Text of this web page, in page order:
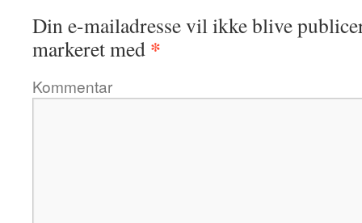
Din e-mailadresse vil ikke blive
markeret med *
Kommentar